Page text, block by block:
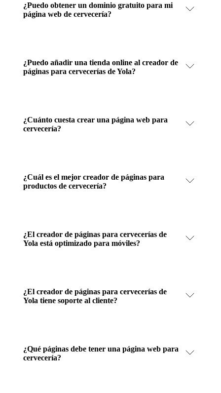
¿Puedo obtener un dominio gratuito para mi
página web de cervecería?
¿Puedo añadir una tienda online al creador de
páginas para cervecerías de Yola?
¿Cuánto cuesta crear una página web para
cervecería?
¿Cuál es el mejor creador de páginas para
productos de cervecería?
¿El creador de páginas para cervecerías de
Yola está optimizado para móviles?
¿El creador de páginas para cervecerías de
Yola tiene soporte al cliente?
¿Qué páginas debe tener una página web para
cervecería?